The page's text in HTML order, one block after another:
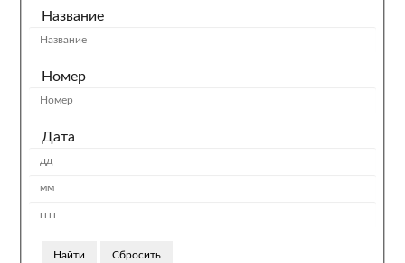
Название
Номер
Дата